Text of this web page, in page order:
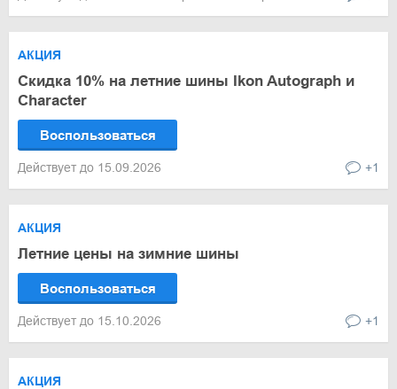
АКЦИЯ
Скидка 10% на летние шины Ikon Autograph и
Character
Воспользоваться
Действует до 15.09.2026 +1
АКЦИЯ
Летние цены на зимние шины
Воспользоваться
Действует до 15.10.2026 +1
АКЦИЯ